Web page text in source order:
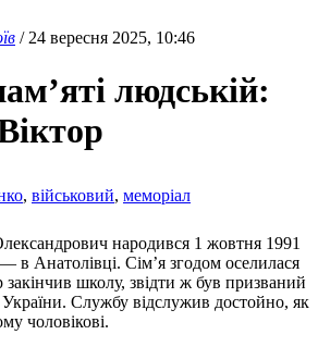
/ 24 вересня 2025, 10:46
людській:
, військовий, меморіал
народився 1 жовтня 1991
в Анатолівці. Сім’я згодом оселилася
закінчив школу, звідти ж був призваний
Службу відслужив достойно, як
чоловікові.